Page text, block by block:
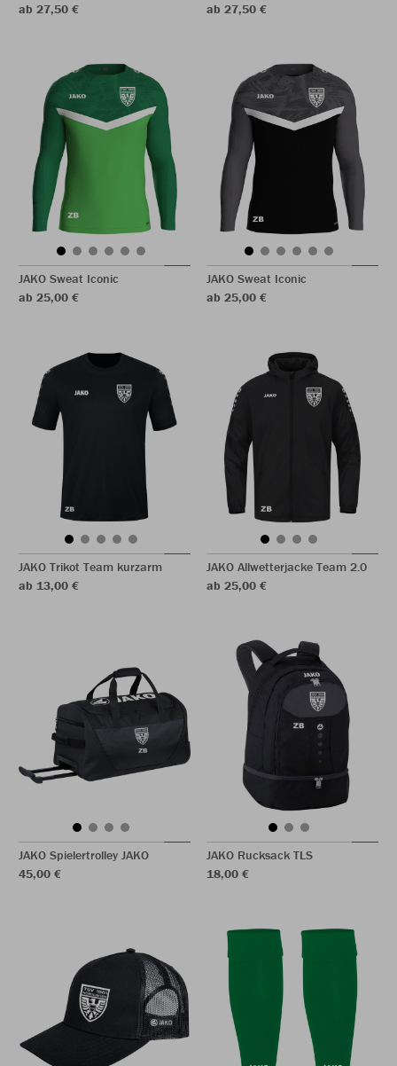
ab 27,50 €
ab 27,50 €
JAKO Sweat Iconic
ab 25,00 €
JAKO Sweat Iconic
ab 25,00 €
JAKO Trikot Team kurzarm
ab 13,00 €
JAKO Allwetterjacke Team 2.0
ab 25,00 €
JAKO Spielertrolley JAKO
45,00 €
JAKO Rucksack TLS
18,00 €